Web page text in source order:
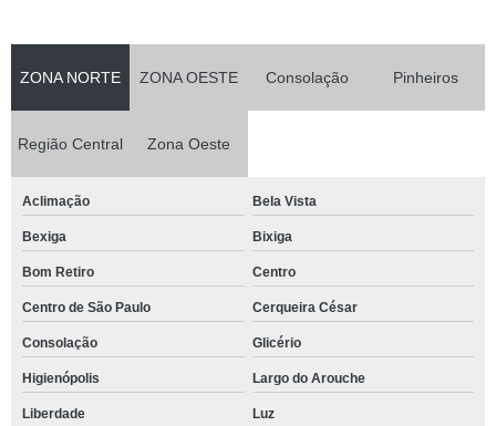
ZONA NORTE ZONA OESTE Consolação Pinheiros
Região Central Zona Oeste
Aclimação Bela Vista
Bexiga Bixiga
Bom Retiro Centro
Centro de São Paulo Cerqueira César
Consolação Glicério
Higienópolis Largo do Arouche
Liberdade Luz